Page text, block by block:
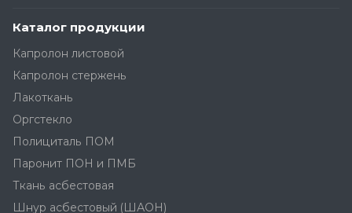
Каталог продукции
Капролон листовой
Капролон стержень
Лакоткань
Оргстекло
Полициталь ПОМ
Паронит ПОН и ПМБ
Ткань асбестовая
Шнур асбестовый (ШАОН)